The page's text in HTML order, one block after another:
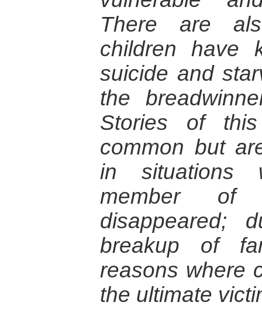
There are
children have
suicide and
the
Stories of
common but
in situations
member
disappeared;
breakup of
reasons where
the ultimate